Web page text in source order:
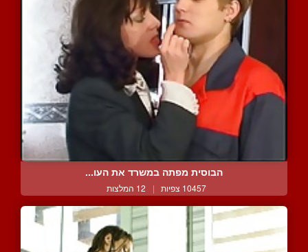
הבוסית מפתה במשרד את העו...
10457 צפיות | 12 המלצות